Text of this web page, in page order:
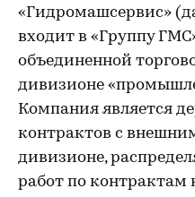
«Гидромашсервис»
входит в «Группу
объединенной
дивизионе
Компания является
контрактов с
дивизионе,
работ по контрактам